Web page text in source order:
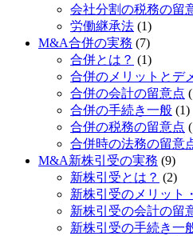
会社分割の税務の留
労働継承法 (1)
M&A合併の実務 (7)
合併とは？ (1)
合併のメリットとデ
合併の会計の留意点
合併の手続き一般 (1)
合併の税務の留意点
合併時の法務の留意
M&A新株引受の実務 (9)
新株引受とは？ (2)
新株引受のメリット
新株引受の会計の留
新株引受の手続き一